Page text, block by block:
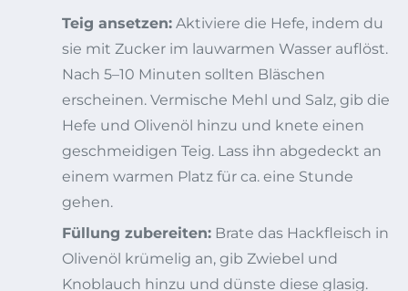
Teig ansetzen: Aktiviere die Hefe, indem du
sie mit Zucker im lauwarmen Wasser auflöst.
Nach 5–10 Minuten sollten Bläschen
erscheinen. Vermische Mehl und Salz, gib die
Hefe und Olivenöl hinzu und knete einen
geschmeidigen Teig. Lass ihn abgedeckt an
einem warmen Platz für ca. eine Stunde
gehen.
Füllung zubereiten: Brate das Hackfleisch in
Olivenöl krümelig an, gib Zwiebel und
Knoblauch hinzu und dünste diese glasig.